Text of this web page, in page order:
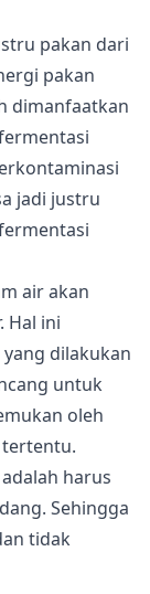
pakan dari
pakan
dimanfaatkan
jadi justru
air akan
Hal ini
dilakukan
untuk
oleh
harus
Sehingga
tidak